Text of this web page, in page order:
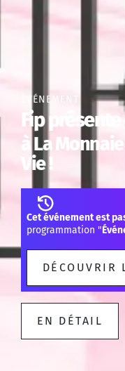
ÉVÉNEMENT
Fip présente
à La
Vie !
Cet événement est
programmation "
DÉCOUVRIR
EN DÉTAIL